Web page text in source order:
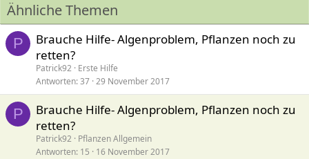
Ähnliche Themen
P
Brauche Hilfe- Algenproblem, Pflanzen noch zu
retten?
Patrick92 Erste Hilfe
Antworten 37 29 November 2017
P
Brauche Hilfe- Algenproblem, Pflanzen noch zu
retten?
Patrick92
Pflanzen Allgemein
Antworten 15 16 November 2017